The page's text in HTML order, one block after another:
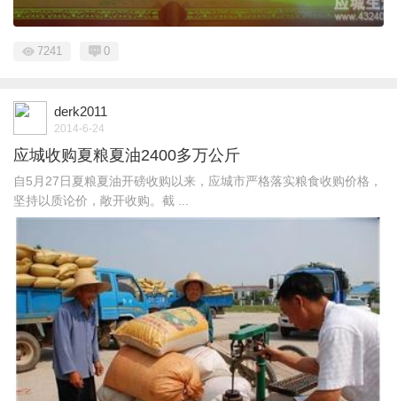
7241 0
derk2011
2014-6-24
应城收购夏粮夏油2400多万公斤
自5月27日夏粮夏油开磅收购以来，应城市严格落实粮食收购价格，
坚持以质论价，敞开收购。截 ...